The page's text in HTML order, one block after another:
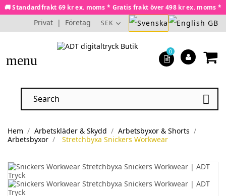
🚚 Standardfrakt 69 kr ex. moms * Gratis frakt över 498 kr ex. moms *
Privat | Företag SEK
menu

0
Hem Arbetskläder & Skydd
Arbetsbyxor & Shorts
Arbetsbyxor
Stretchbyxa Snickers Workwear